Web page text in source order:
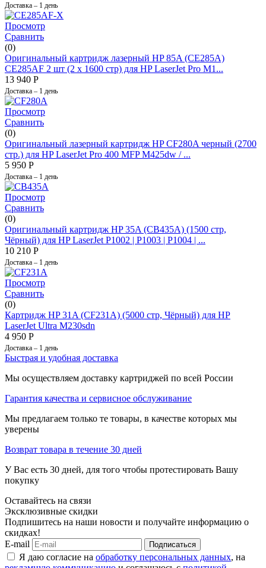
Доставка – 1 день
Просмотр
Сравнить
(0)
Оригинальный картридж лазерный HP 85A (CE285A)
CE285AF 2 шт (2 x 1600 стр) для HP LaserJet Pro M1...
13 940 Р
Доставка – 1 день
Просмотр
Сравнить
(0)
Оригинальный лазерный картридж HP CF280A черный (2700
стр.) для HP LaserJet Pro 400 MFP M425dw / ...
5 950 Р
Доставка – 1 день
Просмотр
Сравнить
(0)
Оригинальный картридж HP 35A (CB435A) (1500 стр,
Чёрный) для HP LaserJet P1002 | P1003 | P1004 | ...
10 210 Р
Доставка – 1 день
Просмотр
Сравнить
(0)
Картридж HP 31A (CF231A) (5000 стр, Чёрный) для HP
LaserJet Ultra M230sdn
4 950 Р
Доставка – 1 день
Быстрая и удобная доставка
Мы осуществляем доставку картриджей по всей России
Гарантия качества и сервисное обслуживание
Мы предлагаем только те товары, в качестве которых мы
уверены
Возврат товара в течение 30 дней
У Вас есть 30 дней, для того чтобы протестировать Вашу
покупку
Оставайтесь на связи
Эксклюзивные скидки
Подпишитесь на наши новости и получайте информацию о
скидках!
E-mail
Подписаться
Я даю согласие на обработку персональных данных, на